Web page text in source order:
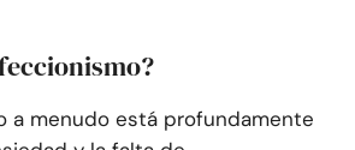
a menudo está profundamente